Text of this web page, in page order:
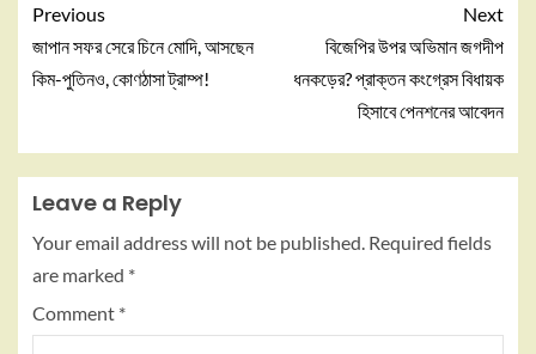
Previous
জাপান সফর সেরে চিনে মোদি, আসছেন
কিম-পুতিনও, কোণঠাসা ট্রাম্প!
Next
বিজেপির উপর অভিমান জগদীপ
ধনকড়ের? প্রাক্তন কংগ্রেস বিধায়ক
হিসাবে পেনশনের আবেদন
Leave a Reply
Your email address will not be published. Required fields
are marked *
Comment *